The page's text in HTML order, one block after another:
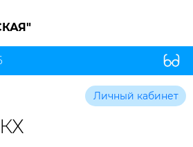
Личный кабинет